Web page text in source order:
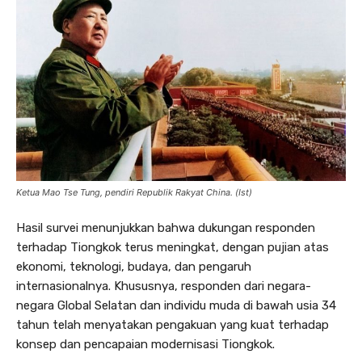
Ketua Mao Tse Tung, pendiri Republik Rakyat China. (Ist)
Hasil survei menunjukkan bahwa dukungan responden
terhadap Tiongkok terus meningkat, dengan pujian atas
ekonomi, teknologi, budaya, dan pengaruh
internasionalnya. Khususnya, responden dari negara-
negara Global Selatan dan individu muda di bawah usia 34
tahun telah menyatakan pengakuan yang kuat terhadap
konsep dan pencapaian modernisasi Tiongkok.